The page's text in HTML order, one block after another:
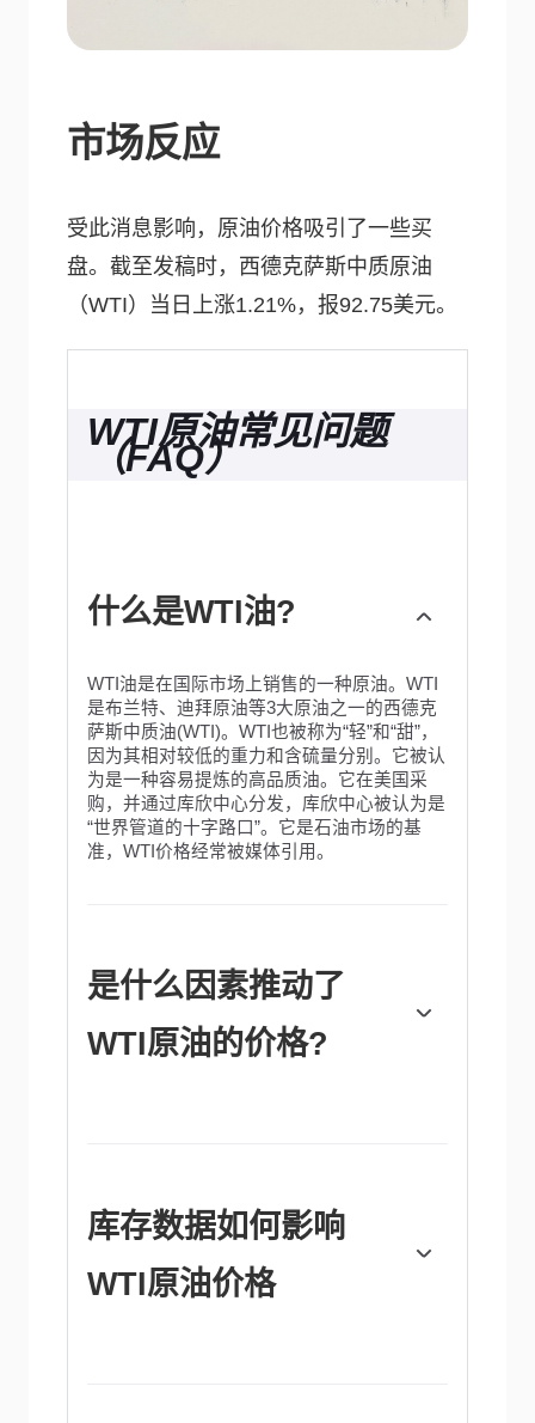
市场反应
受此消息影响，原油价格吸引了一些买
盘。截至发稿时，西德克萨斯中质原油
（WTI）当日上涨1.21%，报92.75美元。
WTI原油常见问题
（FAQ）
什么是WTI油?
WTI油是在国际市场上销售的一种原油。WTI
是布兰特、迪拜原油等3大原油之一的西德克
萨斯中质油(WTI)。WTI也被称为“轻”和“甜”，
因为其相对较低的重力和含硫量分别。它被认
为是一种容易提炼的高品质油。它在美国采
购，并通过库欣中心分发，库欣中心被认为是
“世界管道的十字路口”。它是石油市场的基
准，WTI价格经常被媒体引用。
是什么因素推动了
WTI原油的价格?
并影响价格。主要产油国组成的石油输出国组
织(OPEC)的决定是油价的另一个关键驱动因
素。美元的价值影响WTI原油的价格，因为石
油主要以美元交易，因此美元疲软可以使石油
库存数据如何影响
WTI原油价格